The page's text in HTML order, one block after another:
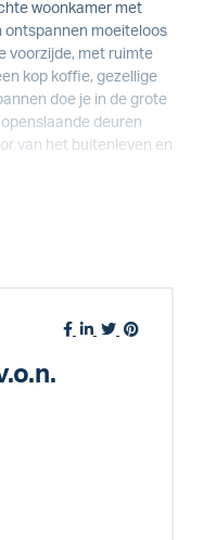
woonkamer met
ontspannen moeiteloos
voorzijde, met ruimte
kop koffie, gezellige
doe je in de grote
deuren
van het buitenleven en